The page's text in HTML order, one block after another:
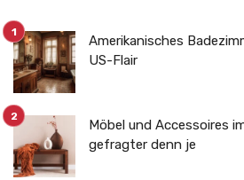
Amerikanisches
US-Flair
Möbel und Accessoires
gefragter denn je